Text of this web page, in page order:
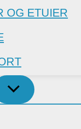
OG ETUIER